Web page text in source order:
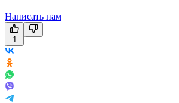
Написать нам
1